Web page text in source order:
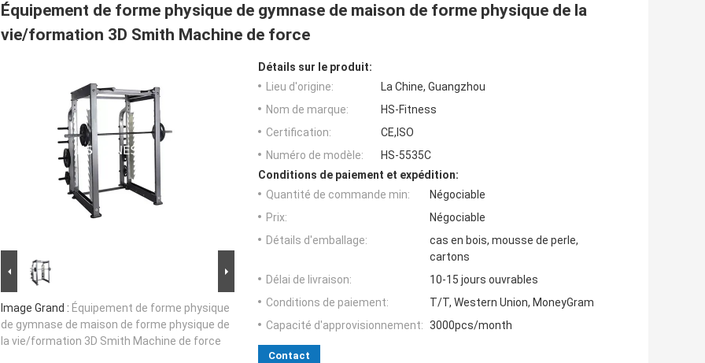
Équipement de forme physique de gymnase de maison de forme physique de la
vie/formation 3D Smith Machine de force
Image Grand : Équipement de forme physique
de gymnase de maison de forme physique de
la vie/formation 3D Smith Machine de force
Détails sur le produit:
Lieu d'origine:
La Chine, Guangzhou
Nom de marque:
HS-Fitness
Certification:
CE,ISO
Numéro de modèle:
HS-5535C
Conditions de paiement et expédition:
Quantité de commande min:
Négociable
Prix:
Négociable
Détails d'emballage:
cas en bois, mousse de perle,
cartons
Délai de livraison:
10-15 jours ouvrables
Conditions de paiement:
T/T, Western Union, MoneyGram
Capacité d'approvisionnement: 3000pcs/month
Contact